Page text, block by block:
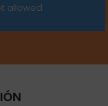
allowed